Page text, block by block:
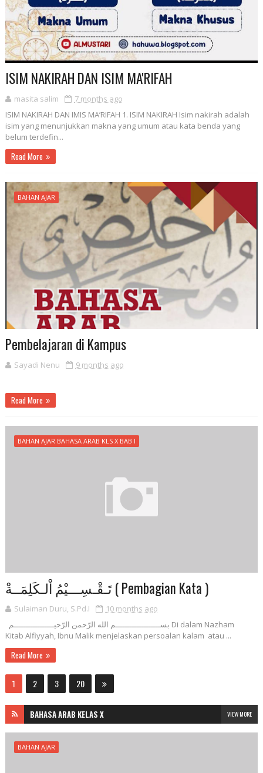
ISIM NAKIRAH DAN ISIM MA'RIFAH
masita salim
7 months ago
ISIM NAKIRAH DAN IMIS MA’RIFAH 1. ISIM NAKIRAH Isim nakirah adalah
isim yang menunjukkan makna yang umum atau kata benda yang
belum terdefin...
Read More
BAHAN AJAR
Pembelajaran di Kampus
Sayadi Nenu 9 months ago
Read More
BAHAN AJAR BAHASA ARAB KLS X BAB I
تَـقْـسِـــيْمُ اْلـكَلِمَــةْ ( Pembagian Kata )
Sulaiman Duru, S.Pd.I
10 months ago
Kitab Alfiyyah, Ibnu Malik menjelaskan persoalan kalam atau ...
Read More
1 2 3 20
BAHASA ARAB KELAS X VIEW MORE
BAHAN AJAR